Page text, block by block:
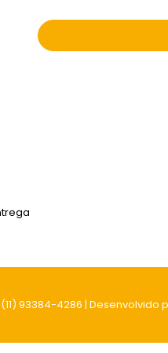
93384-4286 | Desenvolvido